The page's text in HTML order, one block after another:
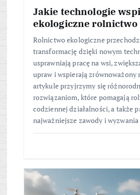
Jakie technologie
ekologiczne rolnictwo
Rolnictwo ekologiczne
transformację dzięki nowym
usprawniają pracę na wsi,
upraw i wspierają zrównoważony
artykule przyjrzymy się
rozwiązaniom, które pomagają
codziennej działalności, a także
najważniejsze zawody i